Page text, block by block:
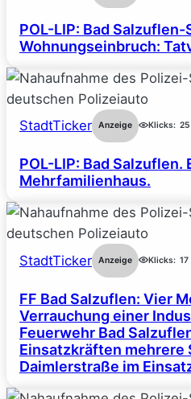
POL-LIP: Bad
Wohnungseinbruch:
StadtTicker Anzeige Klicks: 25
POL-LIP: Bad Salzuflen.
Mehrfamilienhaus.
StadtTicker Anzeige Klicks: 17
FF Bad Salzuflen: Vier
Verrauchung einer
Feuerwehr Bad
Einsatzkräften mehrere
Daimlerstraße im